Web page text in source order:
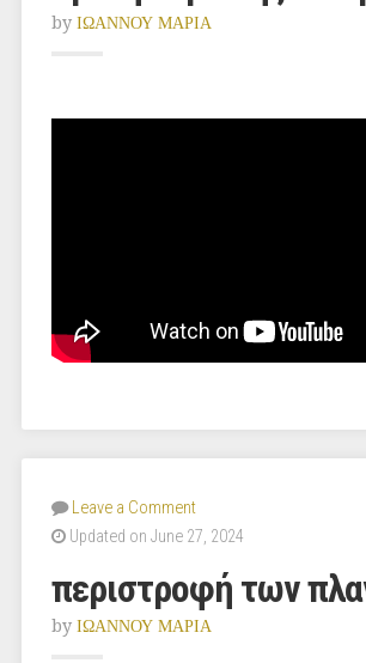
by ΙΩΑΝΝΟΥ ΜΑΡΙΑ
Leave a Comment
Updated on June 27, 2024
περιστροφή των
by ΙΩΑΝΝΟΥ ΜΑΡΙΑ